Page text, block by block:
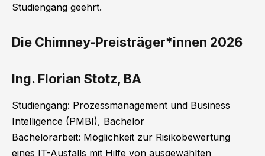
Studiengang geehrt.
Die Chimney-Preisträger*innen 2026
Ing. Florian Stotz, BA
Studiengang: Prozessmanagement und Business
Intelligence (PMBI), Bachelor
Bachelorarbeit: Möglichkeit zur Risikobewertung
eines IT-Ausfalls mit Hilfe von ausgewählten